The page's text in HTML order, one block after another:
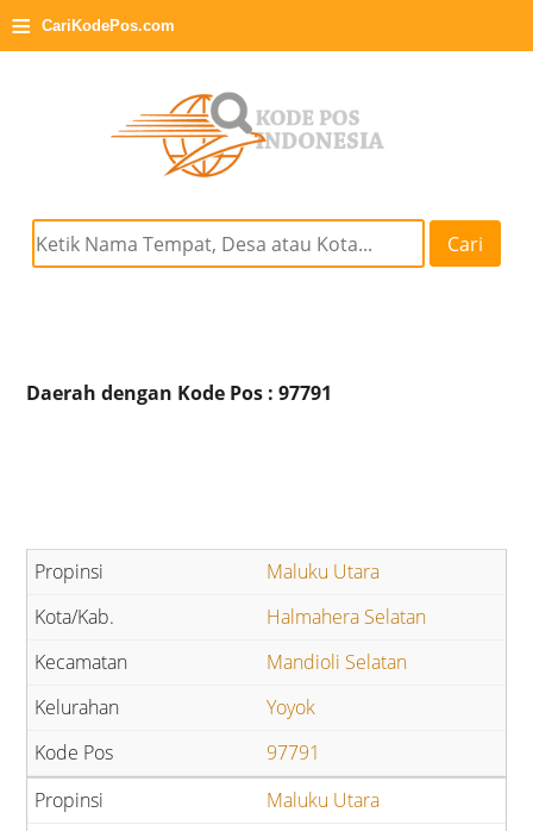
≡ CariKodePos.com
Cari
Daerah dengan Kode Pos : 97791
Maluku Utara
Halmahera Selatan
Mandioli Selatan
Yoyok
97791
Maluku Utara